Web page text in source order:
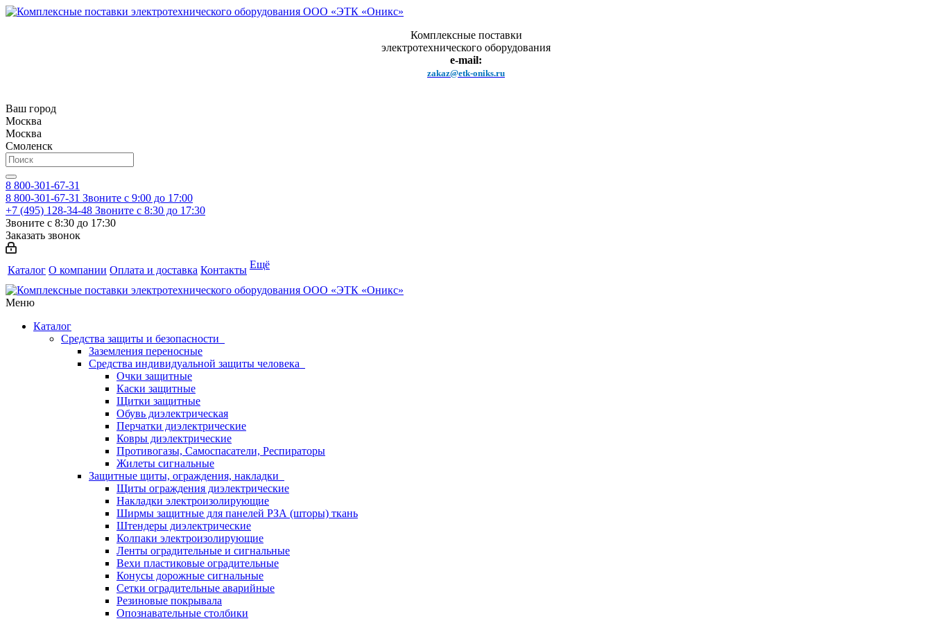
Комплексные поставки
электротехнического оборудования
e-mail:
zakaz@etk-oniks.ru
Ваш город
Москва
Москва
Смоленск
8 800-301-67-31
8 800-301-67-31 Звоните с 9:00 до 17:00
+7 (495) 128-34-48 Звоните с 8:30 до 17:30
Звоните с 8:30 до 17:30
Заказать звонок
Каталог О компании Оплата и доставка Контакты Ещё
Меню
Каталог
Средства защиты и безопасности
Заземления переносные
Средства индивидуальной защиты человека
Очки защитные
Каски защитные
Щитки защитные
Обувь диэлектрическая
Перчатки диэлектрические
Ковры диэлектрические
Противогазы, Самоспасатели, Респираторы
Жилеты сигнальные
Защитные щиты, ограждения, накладки
Щиты ограждения диэлектрические
Накладки электроизолирующие
Ширмы защитные для панелей РЗА (шторы) ткань
Штендеры диэлектрические
Колпаки электроизолирующие
Ленты оградительные и сигнальные
Вехи пластиковые оградительные
Конусы дорожные сигнальные
Сетки оградительные аварийные
Резиновые покрывала
Опознавательные столбики